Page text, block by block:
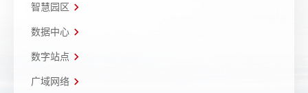
智慧园区
数据中心
数字站点
广域网络